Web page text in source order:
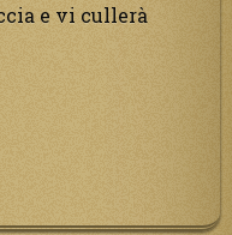
e vi cullerà